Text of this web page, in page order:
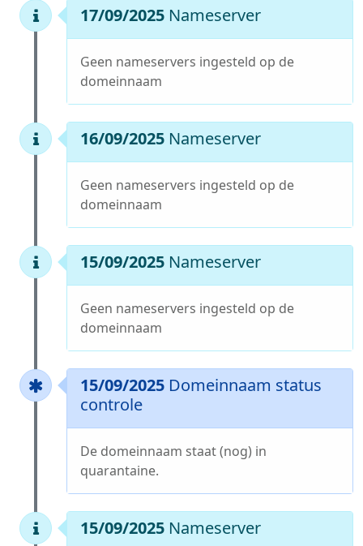
17/09/2025 Nameserver
Geen nameservers ingesteld op de
domeinnaam
16/09/2025 Nameserver
Geen nameservers ingesteld op de
domeinnaam
15/09/2025 Nameserver
Geen nameservers ingesteld op de
domeinnaam
15/09/2025 Domeinnaam status
controle
De domeinnaam staat (nog) in
quarantaine.
15/09/2025 Nameserver